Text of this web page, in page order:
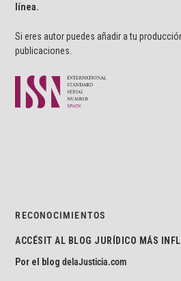
línea.
Si eres autor puedes añadir a tu
publicaciones.
RECONOCIMIENTOS
ACCÉSIT AL BLOG JURÍDICO MÁS
Por el blogdelaJusticia.com